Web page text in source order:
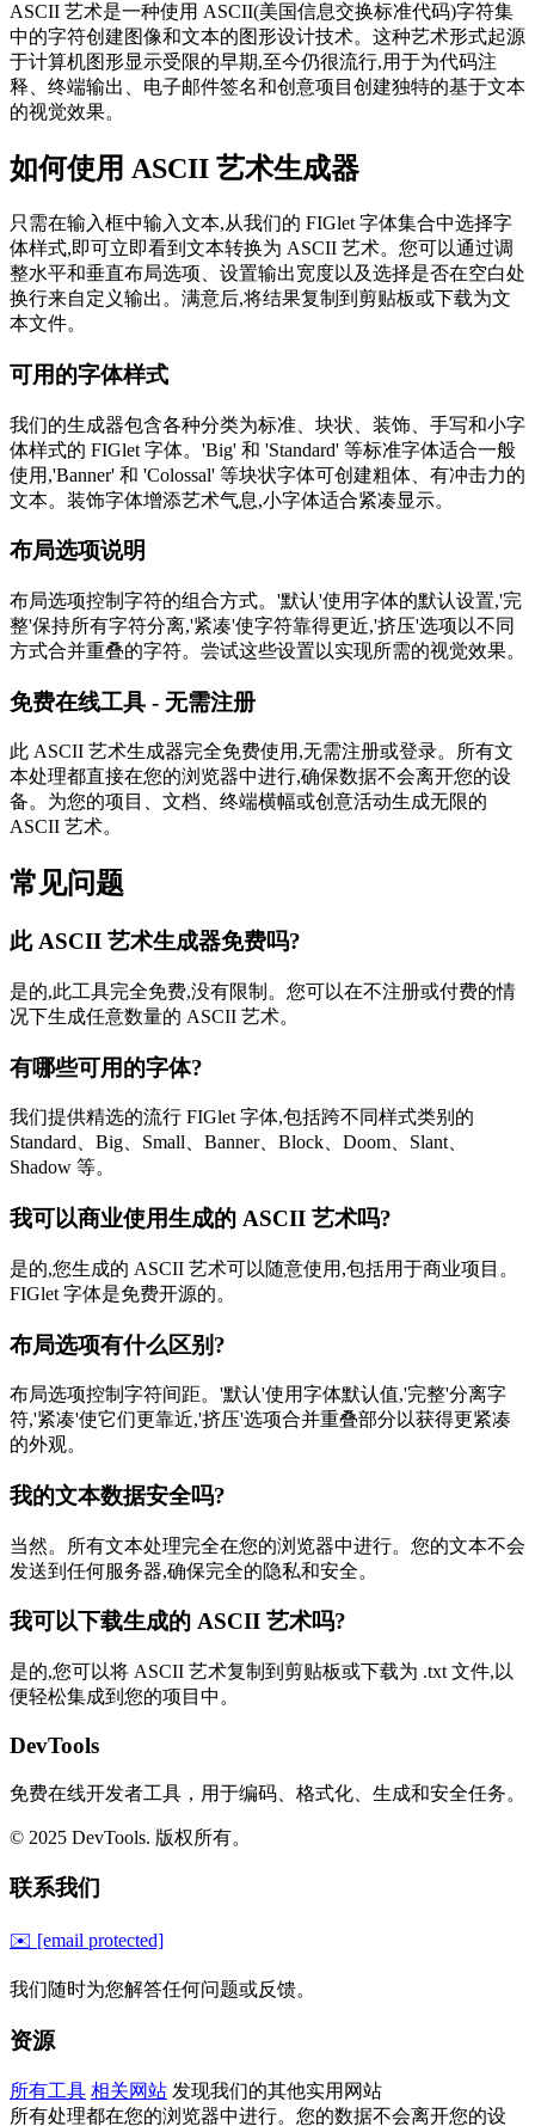
ASCII 艺术是一种使用 ASCII(美国信息交换标准代码)字符集
中的字符创建图像和文本的图形设计技术。这种艺术形式起源
于计算机图形显示受限的早期,至今仍很流行,用于为代码注
释、终端输出、电子邮件签名和创意项目创建独特的基于文本
的视觉效果。
如何使用 ASCII 艺术生成器
只需在输入框中输入文本,从我们的 FIGlet 字体集合中选择字
体样式,即可立即看到文本转换为 ASCII 艺术。您可以通过调
整水平和垂直布局选项、设置输出宽度以及选择是否在空白处
换行来自定义输出。满意后,将结果复制到剪贴板或下载为文
本文件。
可用的字体样式
我们的生成器包含各种分类为标准、块状、装饰、手写和小字
体样式的 FIGlet 字体。'Big' 和 'Standard' 等标准字体适合一般
使用,'Banner' 和 'Colossal' 等块状字体可创建粗体、有冲击力的
文本。装饰字体增添艺术气息,小字体适合紧凑显示。
布局选项说明
布局选项控制字符的组合方式。'默认'使用字体的默认设置,'完
整'保持所有字符分离,'紧凑'使字符靠得更近,'挤压'选项以不同
方式合并重叠的字符。尝试这些设置以实现所需的视觉效果。
免费在线工具 - 无需注册
此 ASCII 艺术生成器完全免费使用,无需注册或登录。所有文
本处理都直接在您的浏览器中进行,确保数据不会离开您的设
备。为您的项目、文档、终端横幅或创意活动生成无限的
ASCII 艺术。
常见问题
此 ASCII 艺术生成器免费吗?
是的,此工具完全免费,没有限制。您可以在不注册或付费的情
况下生成任意数量的 ASCII 艺术。
有哪些可用的字体?
我们提供精选的流行 FIGlet 字体,包括跨不同样式类别的
Standard、Big、Small、Banner、Block、Doom、Slant、
Shadow 等。
我可以商业使用生成的 ASCII 艺术吗?
是的,您生成的 ASCII 艺术可以随意使用,包括用于商业项目。
FIGlet 字体是免费开源的。
布局选项有什么区别?
布局选项控制字符间距。'默认'使用字体默认值,'完整'分离字
符,'紧凑'使它们更靠近,'挤压'选项合并重叠部分以获得更紧凑
的外观。
我的文本数据安全吗?
当然。所有文本处理完全在您的浏览器中进行。您的文本不会
发送到任何服务器,确保完全的隐私和安全。
我可以下载生成的 ASCII 艺术吗?
是的,您可以将 ASCII 艺术复制到剪贴板或下载为 .txt 文件,以
便轻松集成到您的项目中。
DevTools
免费在线开发者工具，用于编码、格式化、生成和安全任务。
© 2025 DevTools. 版权所有。
联系我们
✉️ [email protected]
我们随时为您解答任何问题或反馈。
资源
所有工具 相关网站 发现我们的其他实用网站
所有处理都在您的浏览器中进行。您的数据不会离开您的设